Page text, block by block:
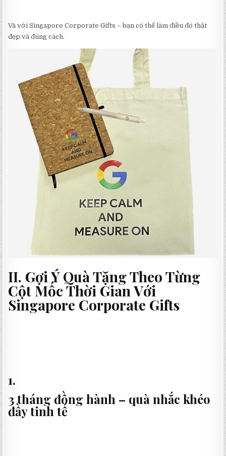
Và với Singapore Corporate Gifts – bạn có thể làm điều đó thật
đẹp và đúng cách.
II. Gợi Ý Quà Tặng Theo Từng
Cột Mốc Thời Gian Với
Singapore Corporate Gifts
1.
3 tháng đồng hành – quà nhắc khéo
đầy tinh tế